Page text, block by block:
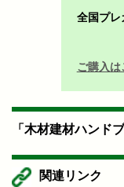
全国プレ
ご購入は
「木材建材ハンド
関連リンク